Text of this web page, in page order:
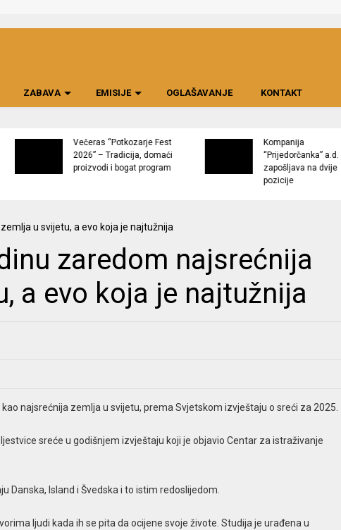
ZABAVA EMISIJE OGLAŠAVANJE KONTAKT
Večeras “Potkozarje Fest
2026” – Tradicija, domaći
proizvodi i bogat program
Kompanija
“Prijedorčanka” a.d.
zapošljava na dvije
pozicije
zaredom najsrećnija
a evo koja je najtužnija
najsrećnija zemlja u svijetu, prema Svjetskom izvještaju o sreći za 2025.
sreće u godišnjem izvještaju koji je objavio Centar za istraživanje
Danska, Island i Švedska i to istim redoslijedom.
ljudi kada ih se pita da ocijene svoje živote. Studija je urađena u